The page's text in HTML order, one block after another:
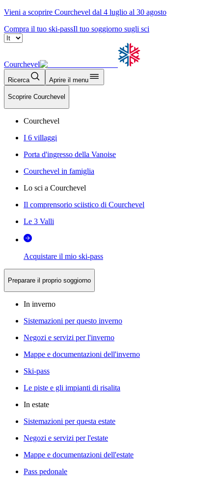
Vieni a scoprire Courchevel dal 4 luglio al 30 agosto
Compra il tuo ski-passIl tuo soggiorno sugli sci
Courchevel
Ricerca Aprire il menu
Scoprire Courchevel
Courchevel
I 6 villaggi
Porta d'ingresso della Vanoise
Courchevel in famiglia
Lo sci a Courchevel
Il comprensorio sciistico di Courchevel
Le 3 Valli
Acquistare il mio ski-pass
Preparare il proprio soggiorno
In inverno
Sistemazioni per questo inverno
Negozi e servizi per l'inverno
Mappe e documentazioni dell'inverno
Ski-pass
Le piste e gli impianti di risalita
In estate
Sistemazioni per questa estate
Negozi e servizi per l'estate
Mappe e documentazioni dell'estate
Pass pedonale